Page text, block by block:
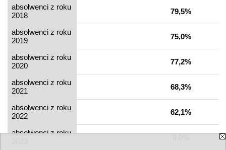
absolwenci z roku
2018
79,5%
absolwenci z roku
2019
75,0%
absolwenci z roku
2020
77,2%
absolwenci z roku
2021
68,3%
absolwenci z roku
2022
62,1%
absolwenci z roku